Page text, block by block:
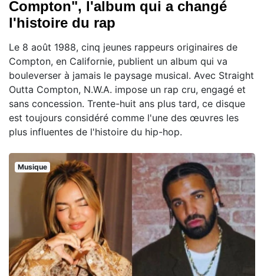
Compton", l'album qui a changé
l'histoire du rap
Le 8 août 1988, cinq jeunes rappeurs originaires de
Compton, en Californie, publient un album qui va
bouleverser à jamais le paysage musical. Avec Straight
Outta Compton, N.W.A. impose un rap cru, engagé et
sans concession. Trente-huit ans plus tard, ce disque
est toujours considéré comme l'une des œuvres les
plus influentes de l'histoire du hip-hop.
Musique